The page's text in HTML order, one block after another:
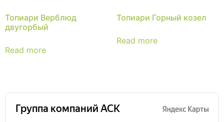
Топиари Верблюд
двугорбый
Read more
Топиари Горный козел
Read more